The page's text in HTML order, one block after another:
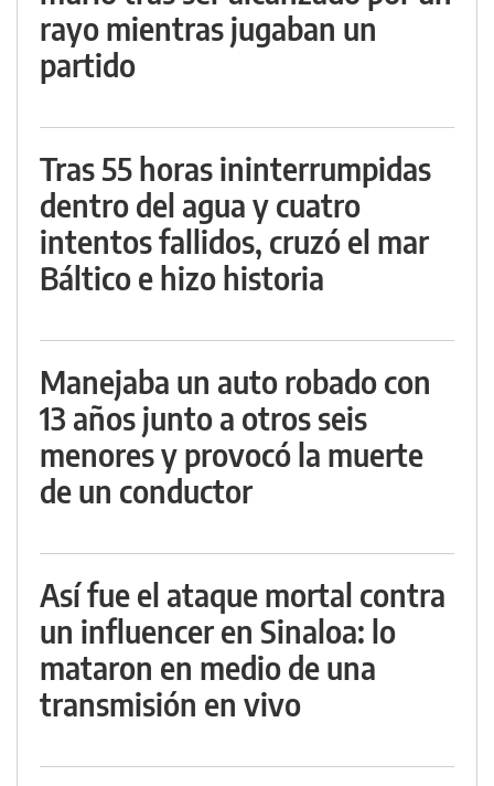
rayo mientras jugaban un
partido
Tras 55 horas ininterrumpidas
dentro del agua y cuatro
intentos fallidos, cruzó el mar
Báltico e hizo historia
Manejaba un auto robado con
13 años junto a otros seis
menores y provocó la muerte
de un conductor
Así fue el ataque mortal contra
un influencer en Sinaloa: lo
mataron en medio de una
transmisión en vivo